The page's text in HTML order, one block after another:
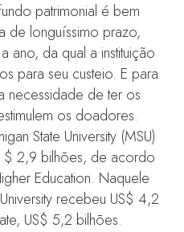
patrimonial é bem
de longuíssimo prazo,
ano, da qual a instituição
para seu custeio. E para
necessidade de ter os
os doadores.
State University (MSU)
2,9 bilhões, de acordo
Education. Naquele
recebeu US$ 4,2
US$ 5,2 bilhões.